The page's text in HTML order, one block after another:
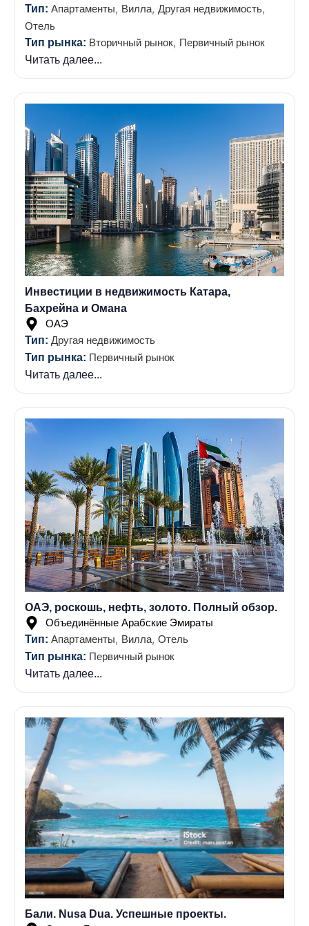
Тип: Апартаменты, Вилла, Другая недвижимость,
Отель
Тип рынка: Вторичный рынок, Первичный рынок
Читать далее...
Инвестиции в недвижимость Катара,
Бахрейна и Омана
ОАЭ
Тип: Другая недвижимость
Тип рынка: Первичный рынок
Читать далее...
ОАЭ, роскошь, нефть, золото. Полный обзор.
Объединённые Арабские Эмираты
Тип: Апартаменты, Вилла, Отель
Тип рынка: Первичный рынок
Читать далее...
Бали. Nusa Dua. Успешные проекты.